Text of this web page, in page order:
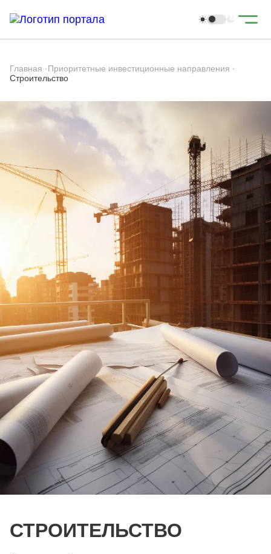
Главная ·Приоритетные инвестиционные направления ·
Строительство
СТРОИТЕЛЬСТВО